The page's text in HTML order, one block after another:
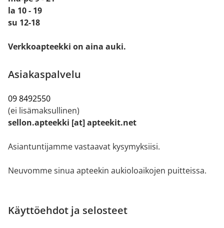
la 10 - 19
su 12-18
Verkkoapteekki on aina auki.
Asiakaspalvelu
09 8492550
(ei lisämaksullinen)
sellon.apteekki [at] apteekit.net
Asiantuntijamme vastaavat kysymyksiisi.
Neuvomme sinua apteekin aukioloaikojen puitteissa.
Käyttöehdot ja selosteet